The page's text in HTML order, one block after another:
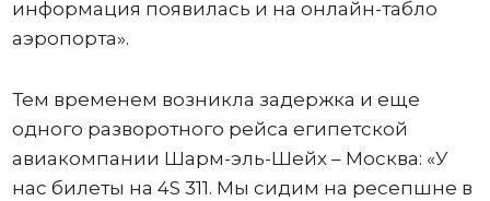
информация появилась и на онлайн-табло
аэропорта».
Тем временем возникла задержка и еще
одного разворотного рейса египетской
авиакомпании Шарм-эль-Шейх – Москва: «У
нас билеты на 4S 311. Мы сидим на ресепшне в